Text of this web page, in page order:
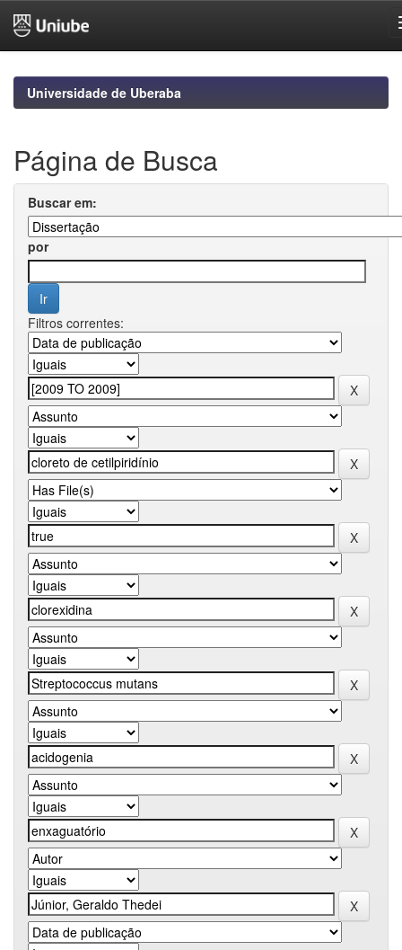
navigationUniversidade de Uberaba
Página de Busca
Buscar em:
por
Filtros correntes: